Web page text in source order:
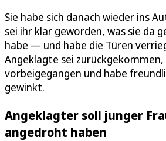
Sie habe sich danach wieder ins
sei ihr klar geworden, was sie da
habe — und habe die Türen
Angeklagte sei
vorbeigegangen und habe
gewinkt.
Angeklagter soll junger
angedroht haben